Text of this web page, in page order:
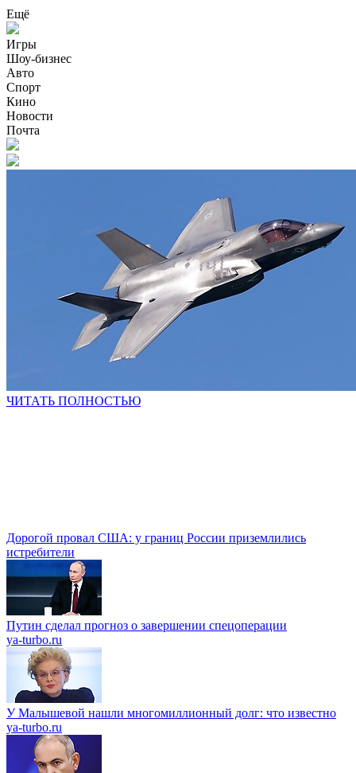
Ещё
Игры
Шоу-бизнес
Авто
Спорт
Кино
Новости
Почта
ЧИТАТЬ ПОЛНОСТЬЮ
Дорогой провал США: у границ России приземлились
истребители
Путин сделал прогноз о завершении спецоперации
ya-turbo.ru
У Малышевой нашли многомиллионный долг: что известно
ya-turbo.ru